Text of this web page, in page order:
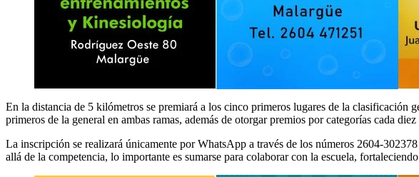
En la distancia de 5 kilómetros se premiará a los cinco primeros lugares de la clasificación
primeros de la general en ambas ramas, además de otorgar premios por categorías cada
La inscripción se realizará únicamente por WhatsApp a través de los números 2604-
allá de la competencia, lo importante es sumarse para colaborar con la escuela,